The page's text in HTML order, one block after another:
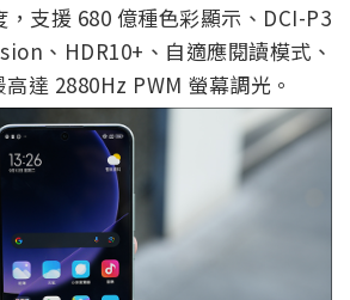
，支援 680 億種色彩顯示、DCI-P3
、HDR10+、自適應閱讀模式、
達 2880Hz PWM 螢幕調光。